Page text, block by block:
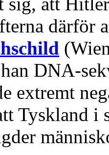
därför
DNA-
extremt
Tyskland